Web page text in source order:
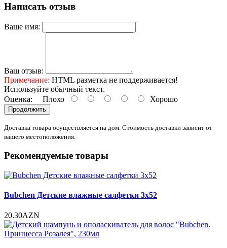
Написать отзыв
Ваше имя:
Ваш отзыв:
Примечание: HTML разметка не поддерживается!
Используйте обычный текст.
Оценка: Плохо Хорошо
Продолжить
Доставка товара осуществляется на дом. Стоимость доставки зависит от
вашего местоположения.
Рекомендуемые товары
Bubchen Детские влажные салфетки 3x52
20.30AZN